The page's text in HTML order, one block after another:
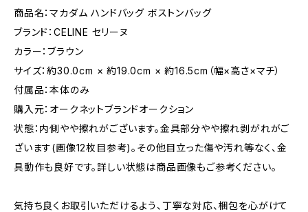
商品名：マカダム ハンドバッグ ボストンバッグ
ブランド：CELINE セリーヌ
カラー：ブラウン
サイズ：約30.0cm × 約19.0cm × 約16.5cm（幅×高さ×マチ）
付属品：本体のみ
購入元：オークネットブランドオークション
状態：内側やや擦れがございます。金具部分やや擦れ剥がれがご
ざいます(画像12枚目参考)。その他目立った傷や汚れ等なく、金
具動作も良好です。詳しい状態は商品画像もご参考ください。
気持ち良くお取引いただけるよう、丁寧な対応、梱包を心がけて